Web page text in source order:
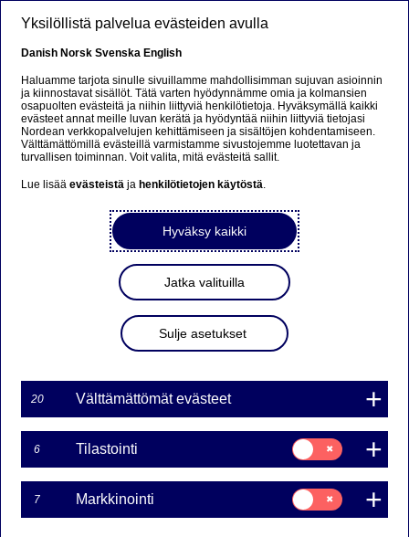
Beklager...
Denne siden findes ikke på norsk
Bli værende på denne siden|Fortsett til en lignende
side på norsk
Nordea Bank Oyj: Omien
osakkeiden takaisinosto
23.09.2022
23-09-2022 22:30
Nordea Bank Oyj
Pörssitiedote – Muutokset omien osakkeiden
omistuksessa
Yksilöllistä palvelua evästeiden avulla
Danish Norsk Svenska English
Haluamme tarjota sinulle sivuillamme mahdollisimman sujuvan asioinnin
ja kiinnostavat sisällöt. Tätä varten hyödynnämme omia ja kolmansien
osapuolten evästeitä ja niihin liittyviä henkilötietoja. Hyväksymällä kaikki
evästeet annat meille luvan kerätä ja hyödyntää niihin liittyviä tietojasi
Nordean verkkopalvelujen kehittämiseen ja sisältöjen kohdentamiseen.
Välttämättömillä evästeillä varmistamme sivustojemme luotettavan ja
turvallisen toiminnan. Voit valita, mitä evästeitä sallit.
Lue lisääevästeistä ja henkilötietojen käytöstä.
Hyväksy kaikki
Jatka valituilla
Sulje asetukset
20 Välttämättömät evästeet
6 Tilastointi
Suostumusvalinta:
Tilastointi
7 Markkinointi
Suostumusvalinta:
Markkinointi